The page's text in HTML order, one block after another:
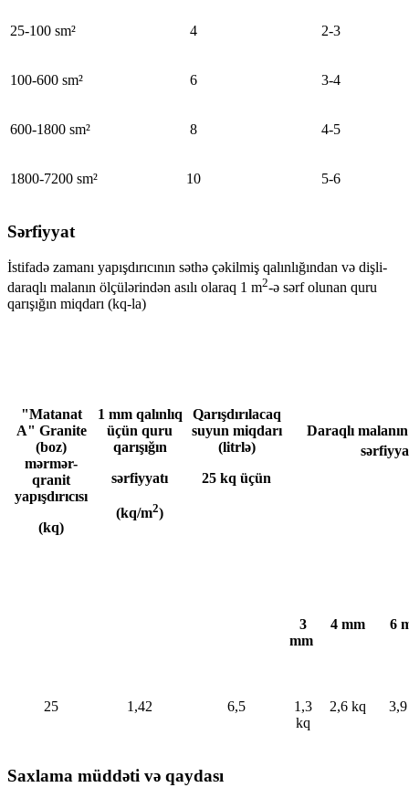
25-100 sm² 4 2-3
100-600 sm² 6 3-4
600-1800 sm² 8 4-5
1800-7200 sm² 10 5-6
Sərfiyyat
İstifadə zamanı yapışdırıcının səthə çəkilmiş qalınlığından və dişli-
daraqlı malanın ölçülərindən asılı olaraq 1 m2-ə sərf olunan quru
qarışığın miqdarı (kq-la)
"Matanat
A" Granite
(boz)
mərmər-
qranit
yapışdırıcısı
(kq)
1 mm qalınlıq
üçün quru
qarışığın
sərfiyyatı
(kq/m2)
Qarışdırılacaq
suyun miqdarı
(litrlə)
25 kq üçün
Daraqlı
3
mm
4 mm 6
25 1,42 6,5
1,3
kq
2,6 kq
Saxlama müddəti və qaydası